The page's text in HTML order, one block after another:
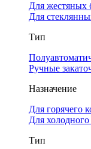
Для жестяных
Для
Тип
Ручные
Назначение
Для горячего
Для
Тип